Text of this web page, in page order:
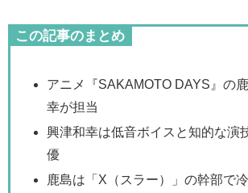
この記事のまとめ
アニメ『SAKAMOTO DAYS』の
幸が担当
興津和幸は低音ボイスと知的な演
優
鹿島は「X（スラー）」の幹部で